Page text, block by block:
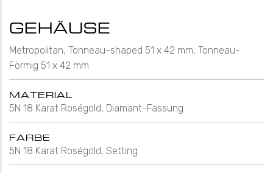
GEHÄUSE
Metropolitan, Tonneau-shaped 51 x 42 mm, Tonneau-
Förmig 51 x 42 mm
MATERIAL
5N 18 Karat Roségold, Diamant-Fassung
FARBE
5N 18 Karat Roségold, Setting